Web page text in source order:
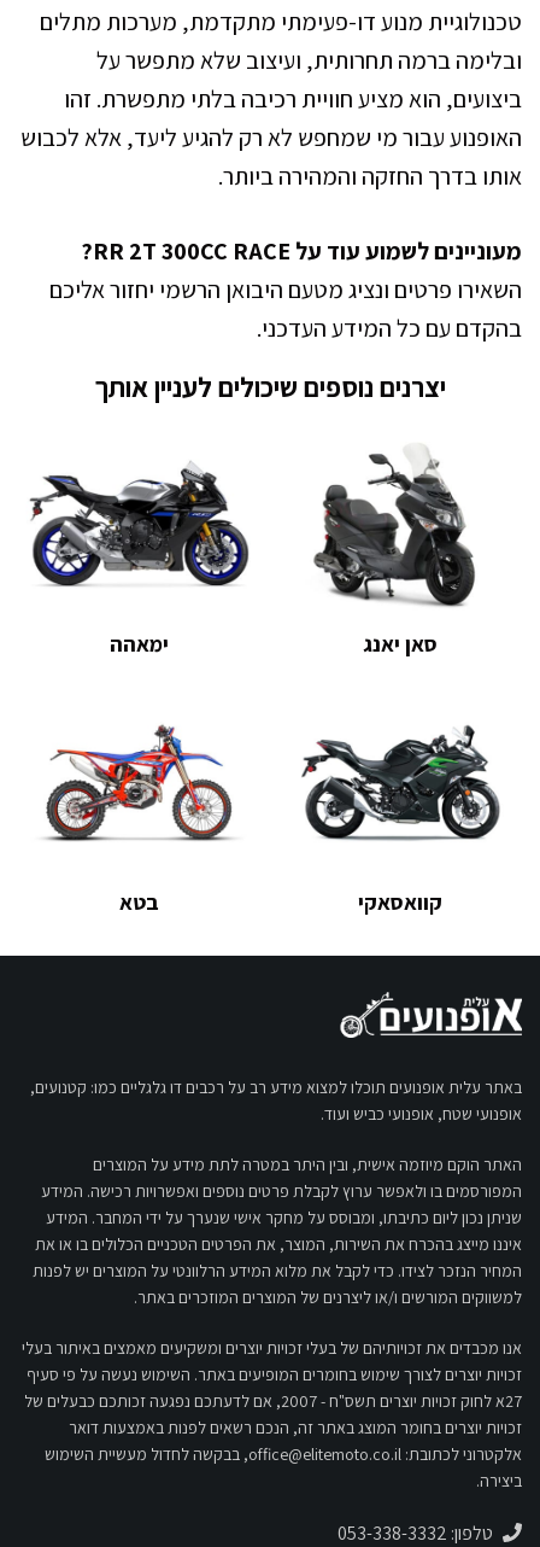
טכנולוגיית מנוע דו-פעימתי מתקדמת, מערכות מתלים
ובלימה ברמה תחרותית, ועיצוב שלא מתפשר על
ביצועים, הוא מציע חוויית רכיבה בלתי מתפשרת. זהו
האופנוע עבור מי שמחפש לא רק להגיע ליעד, אלא לכבוש
אותו בדרך החזקה והמהירה ביותר.
מעוניינים לשמוע עוד על RR 2T 300CC RACE?
השאירו פרטים ונציג מטעם היבואן הרשמי יחזור אליכם
בהקדם עם כל המידע העדכני.
יצרנים נוספים שיכולים לעניין אותך
סאן יאנג ימאהה
קוואסאקי בטא
באתר עלית אופנועים תוכלו למצוא מידע רב על רכבים דו גלגליים כמו: קטנועים,
אופנועי שטח, אופנועי כביש ועוד.
האתר הוקם מיוזמה אישית, ובין היתר במטרה לתת מידע על המוצרים
המפורסמים בו ולאפשר ערוץ לקבלת פרטים נוספים ואפשרויות רכישה. המידע
שניתן נכון ליום כתיבתו, ומבוסס על מחקר אישי שנערך על ידי המחבר. המידע
איננו מייצג בהכרח את השירות, המוצר, את הפרטים הטכניים הכלולים בו או את
המחיר הנזכר לצידו. כדי לקבל את מלוא המידע הרלוונטי על המוצרים יש לפנות
למשווקים המורשים ו/או ליצרנים של המוצרים המוזכרים באתר.
אנו מכבדים את זכויותיהם של בעלי זכויות יוצרים ומשקיעים מאמצים באיתור בעלי
זכויות יוצרים לצורך שימוש בחומרים המופיעים באתר. השימוש נעשה על פי סעיף
27א לחוק זכויות יוצרים תשס"ח - 2007, אם לדעתכם נפגעה זכותכם כבעלים של
זכויות יוצרים בחומר המוצג באתר זה, הנכם רשאים לפנות באמצעות דואר
אלקטרוני לכתובת: office@elitemoto.co.il, בבקשה לחדול מעשיית השימוש
ביצירה.
טלפון: 053-338-3332